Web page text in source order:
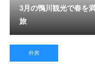
3月の鴨川観光で春を
旅
外房